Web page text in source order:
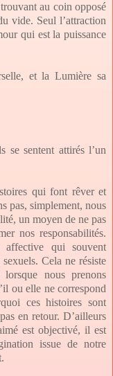
au coin opposé
vide. Seul l’attraction
qui est la puissance
et la Lumière sa
se sentent attirés l’un
qui font rêver et
pas, simplement, nous
un moyen de ne pas
nos responsabilités.
affective qui souvent
Cela ne résiste
nous prenons
ou elle ne correspond
ces histoires sont
en retour. D’ailleurs
est objectivé, il est
issue de notre